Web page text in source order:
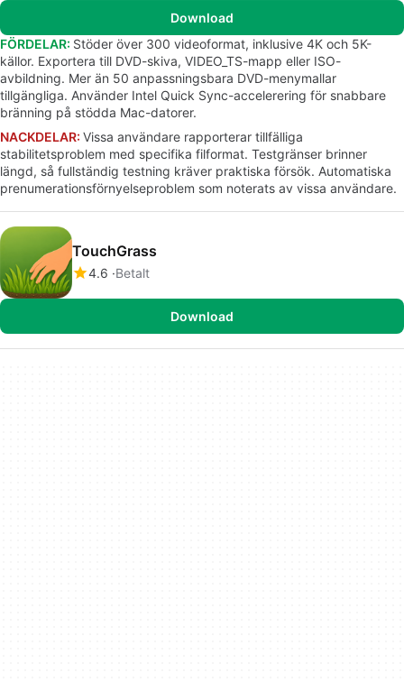
Download
FÖRDELAR: Stöder över 300 videoformat, inklusive 4K och 5K-
källor. Exportera till DVD-skiva, VIDEO_TS-mapp eller ISO-
avbildning. Mer än 50 anpassningsbara DVD-menymallar
tillgängliga. Använder Intel Quick Sync-accelerering för snabbare
bränning på stödda Mac-datorer.
NACKDELAR: Vissa användare rapporterar tillfälliga
stabilitetsproblem med specifika filformat. Testgränser brinner
längd, så fullständig testning kräver praktiska försök. Automatiska
prenumerationsförnyelseproblem som noterats av vissa användare.
TouchGrass
4.6 Betalt
Download